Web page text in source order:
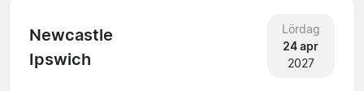
Newcastle
Ipswich
Lördag
24 apr
2027